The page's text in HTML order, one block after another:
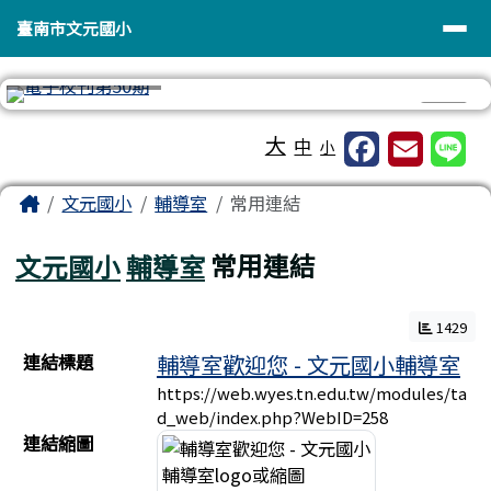
臺南市文元國小
導覽列
臺南市文元國小
大 中 小
主內容區域
Home文元國小 輔導室 常用連結
文元國小輔導室 常用連結
1429
連結列表
連結標題 輔導室歡迎您 - 文元國小輔導室
https://web.wyes.tn.edu.tw/modules/ta
d_web/index.php?WebID=258
連結縮圖
頁尾區域